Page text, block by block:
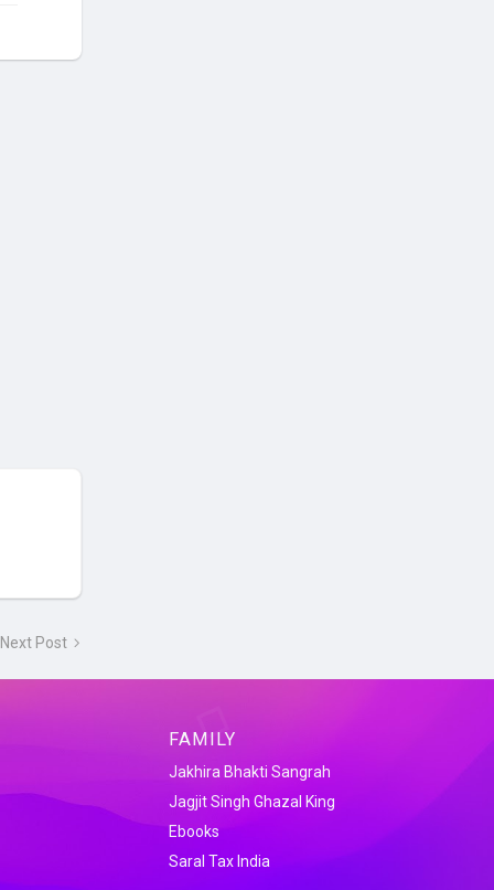
Next Post
FAMILY
Jakhira Bhakti Sangrah
Jagjit Singh Ghazal King
Ebooks
Saral Tax India